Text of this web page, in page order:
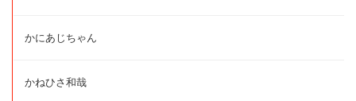
かにあじちゃん
かねひさ和哉